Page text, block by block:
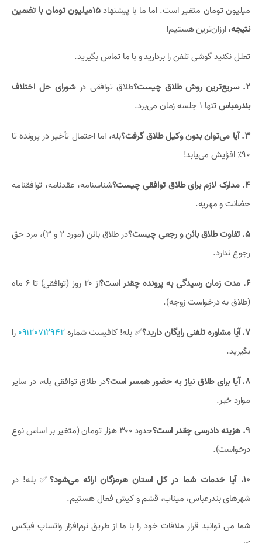
میلیون تومان متغیر است. اما ما با پیشنهاد 15میلیون تومان با تضمین
نتیجه، ارزان‌ترین هستیم!
تعلل نکنید گوشی تلفن را بردارید و با ما تماس بگیرید.
۲. سریع‌ترین روش طلاق چیست؟ طلاق توافقی درشورای حل اختلاف
بندرعباستنها ۱ جلسه زمان می‌برد.
۳. آیا می‌توان بدون وکیل طلاق گرفت؟
بله، اما احتمال تأخیر در پرونده تا
۹۰٪ افزایش می‌یابد!
۴. مدارک لازم برای طلاق توافقی چیست؟
شناسنامه، عقدنامه، توافقنامه
حضانت و مهریه.
۵. تفاوت طلاق بائن و رجعی چیست؟
در طلاق بائن (مورد ۲ و ۳)، مرد حق
رجوع ندارد.
۶. مدت زمان رسیدگی به پرونده چقدر است؟
از ۲۰ روز (توافقی) تا ۶ ماه
(طلاق به درخواست زوجه).
۷. آیا مشاوره تلفنی رایگان دارید؟ ✅ بله! کافیست شماره09120712942 را
بگیرید.
۸. آیا برای طلاق نیاز به حضور همسر است؟
در طلاق توافقی بله، در سایر
موارد خیر.
۹. هزینه دادرسی چقدر است؟
حدود ۳۰۰ هزار تومان (متغیر بر اساس نوع
درخواست).
۱۰. آیا خدمات شما در کل استان هرمزگان ارائه می‌شود؟
✅ بله! در
شهرهای بندرعباس، میناب، قشم و کیش فعال هستیم.
شما می توانید قرار ملاقات خود را با ما از طریق نرم‌افزار واتساپ فیکس